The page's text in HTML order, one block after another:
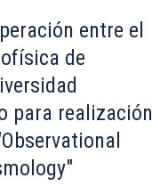
entre el
de
para realización